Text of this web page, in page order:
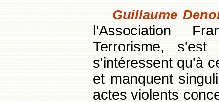
Guillaume
l’Association
Terrorisme,
s'intéressent qu'à
et manquent
actes violents